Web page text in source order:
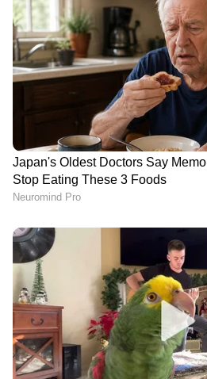
കാണാം
LATEST VIDEOS
ആഭ്യന്തര മന്ത്രിയെ
വെല്ലുവിളിച്ചതിന് കണ്ണൂരിൽ
| Arjun Aayanki | Police
രാജ്യം കീഴടക്കുന്ന ജെന്‍ Z
രാഷ്ട്രീയം | Surgical Strike
Balakrishnan | Cockroach